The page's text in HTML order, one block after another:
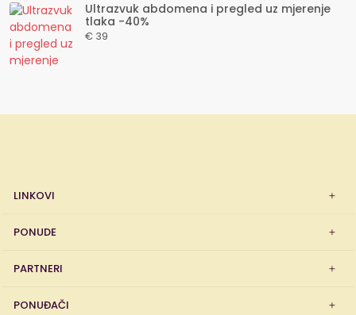
Ultrazvuk abdomena i pregled uz mjerenje
tlaka -40%
€ 39
LINKOVI
PONUDE
PARTNERI
PONUĐAČI